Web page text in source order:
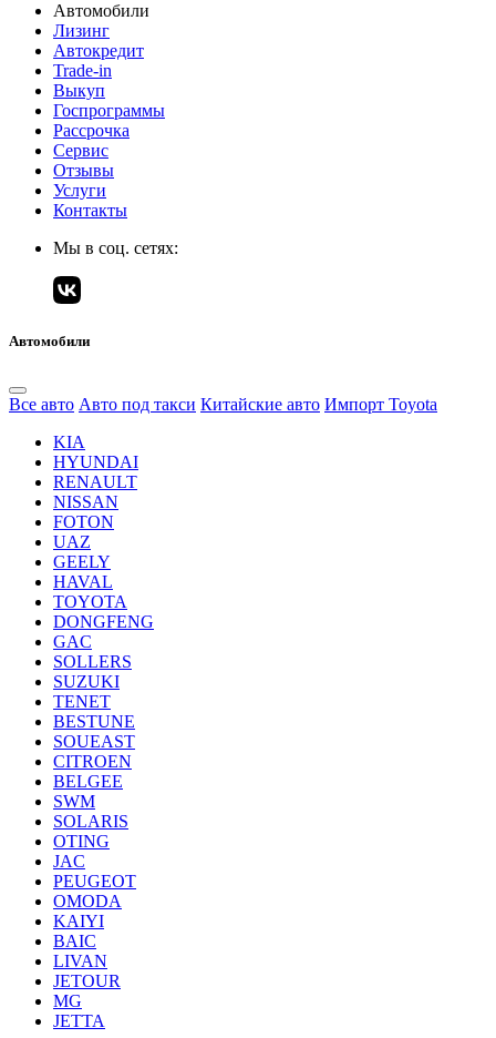
Автомобили
Лизинг
Автокредит
Trade-in
Выкуп
Госпрограммы
Рассрочка
Сервис
Отзывы
Услуги
Контакты
Мы в соц. сетях:
Автомобили
Все авто Авто под такси Китайские авто Импорт Toyota
KIA
HYUNDAI
RENAULT
NISSAN
FOTON
UAZ
GEELY
HAVAL
TOYOTA
DONGFENG
GAC
SOLLERS
SUZUKI
TENET
BESTUNE
SOUEAST
CITROEN
BELGEE
SWM
SOLARIS
OTING
JAC
PEUGEOT
OMODA
KAIYI
BAIC
LIVAN
JETOUR
MG
JETTA